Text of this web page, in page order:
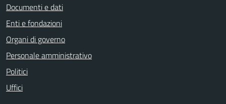
Documenti e dati
Enti e fondazioni
Organi di governo
Personale amministrativo
Politici
Uffici